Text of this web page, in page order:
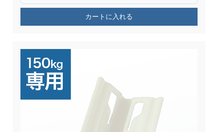
カートに入れる